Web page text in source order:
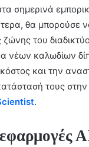
σημερινά
θα μπορούσε
του
νέων καλωδίων
και την
τους στην
.